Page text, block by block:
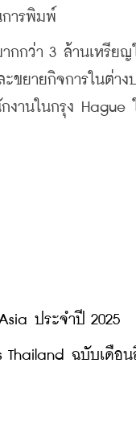
ารพิมพ์
ว่า 3 ล้านเหรียญใ
ยายกิจการในต่าง
งานในกรุง Hague
ประจำปี 2025
Thailand ฉบับเดื